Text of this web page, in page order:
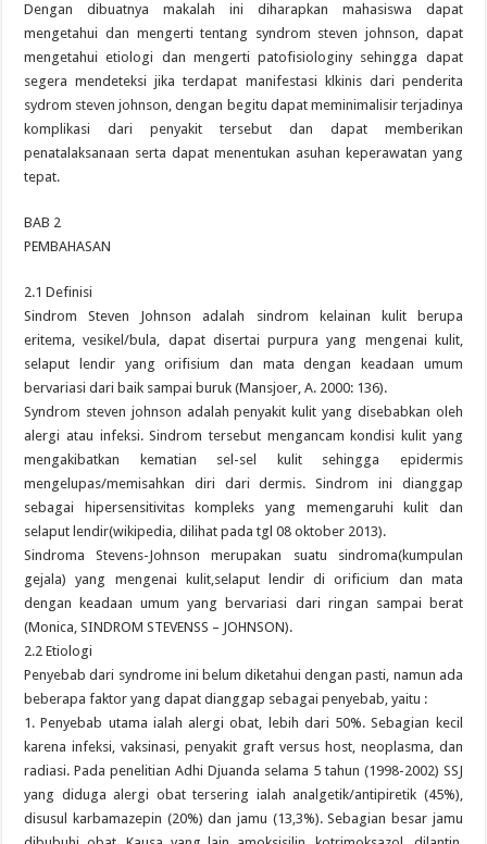
Dengan dibuatnya makalah ini diharapkan mahasiswa dapat
mengetahui dan mengerti tentang syndrom steven johnson, dapat
mengetahui etiologi dan mengerti patofisiologiny sehingga dapat
segera mendeteksi jika terdapat manifestasi klkinis dari penderita
sydrom steven johnson, dengan begitu dapat meminimalisir terjadinya
komplikasi dari penyakit tersebut dan dapat memberikan
penatalaksanaan serta dapat menentukan asuhan keperawatan yang
tepat.
BAB 2
PEMBAHASAN
2.1 Definisi
Sindrom Steven Johnson adalah sindrom kelainan kulit berupa
eritema, vesikel/bula, dapat disertai purpura yang mengenai kulit,
selaput lendir yang orifisium dan mata dengan keadaan umum
bervariasi dari baik sampai buruk (Mansjoer, A. 2000: 136).
Syndrom steven johnson adalah penyakit kulit yang disebabkan oleh
alergi atau infeksi. Sindrom tersebut mengancam kondisi kulit yang
mengakibatkan kematian sel-sel kulit sehingga epidermis
mengelupas/memisahkan diri dari dermis. Sindrom ini dianggap
sebagai hipersensitivitas kompleks yang memengaruhi kulit dan
selaput lendir(wikipedia, dilihat pada tgl 08 oktober 2013).
Sindroma Stevens-Johnson merupakan suatu sindroma(kumpulan
gejala) yang mengenai kulit,selaput lendir di orificium dan mata
dengan keadaan umum yang bervariasi dari ringan sampai berat
(Monica, SINDROM STEVENSS – JOHNSON).
2.2 Etiologi
Penyebab dari syndrome ini belum diketahui dengan pasti, namun ada
beberapa faktor yang dapat dianggap sebagai penyebab, yaitu :
1. Penyebab utama ialah alergi obat, lebih dari 50%. Sebagian kecil
karena infeksi, vaksinasi, penyakit graft versus host, neoplasma, dan
radiasi. Pada penelitian Adhi Djuanda selama 5 tahun (1998-2002) SSJ
yang diduga alergi obat tersering ialah analgetik/antipiretik (45%),
disusul karbamazepin (20%) dan jamu (13,3%). Sebagian besar jamu